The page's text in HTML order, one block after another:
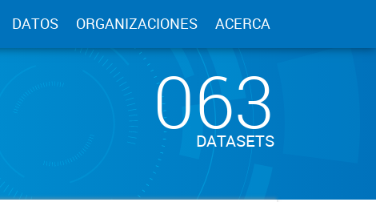
DATOS ORGANIZACIONES ACERCA
063
DATASETS